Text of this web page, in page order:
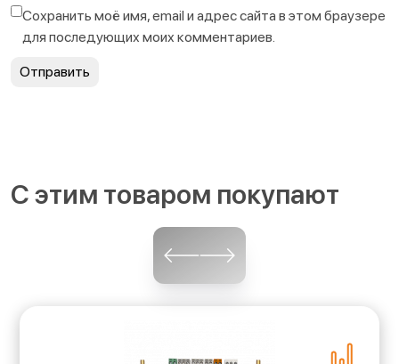
Сохранить моё имя, email и адрес сайта в этом браузере
для последующих моих комментариев.
С этим товаром покупают